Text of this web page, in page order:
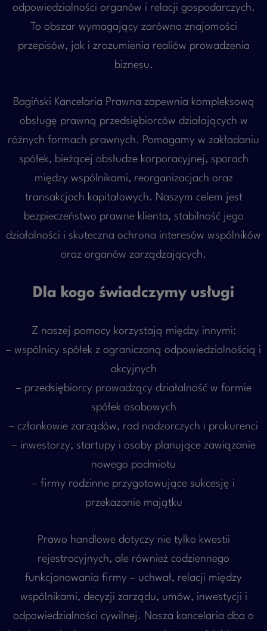
odpowiedzialności organów i relacji gospodarczych.
To obszar wymagający zarówno znajomości
przepisów, jak i zrozumienia realiów prowadzenia
biznesu.
Bagiński Kancelaria Prawna zapewnia kompleksową
obsługę prawną przedsiębiorców działających w
różnych formach prawnych. Pomagamy w zakładaniu
spółek, bieżącej obsłudze korporacyjnej, sporach
między wspólnikami, reorganizacjach oraz
transakcjach kapitałowych. Naszym celem jest
bezpieczeństwo prawne klienta, stabilność jego
działalności i skuteczna ochrona interesów wspólników
oraz organów zarządzających.
Dla kogo świadczymy usługi
Z naszej pomocy korzystają między innymi:
– wspólnicy spółek z ograniczoną odpowiedzialnością i
akcyjnych
– przedsiębiorcy prowadzący działalność w formie
spółek osobowych
– członkowie zarządów, rad nadzorczych i prokurenci
– inwestorzy, startupy i osoby planujące zawiązanie
nowego podmiotu
– firmy rodzinne przygotowujące sukcesję i
przekazanie majątku
Prawo handlowe dotyczy nie tylko kwestii
rejestracyjnych, ale również codziennego
funkcjonowania firmy – uchwał, relacji między
wspólnikami, decyzji zarządu, umów, inwestycji i
odpowiedzialności cywilnej. Nasza kancelaria dba o